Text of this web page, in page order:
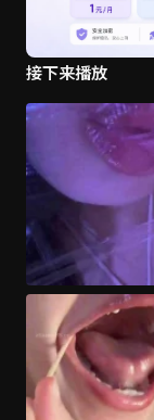
接下来播放